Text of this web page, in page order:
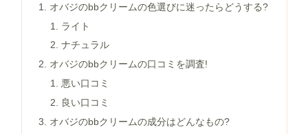
オバジのbbクリームの色選びに迷ったらどうする?
ライト
ナチュラル
オバジのbbクリームの口コミを調査!
悪い口コミ
良い口コミ
オバジのbbクリームの成分はどんなもの?